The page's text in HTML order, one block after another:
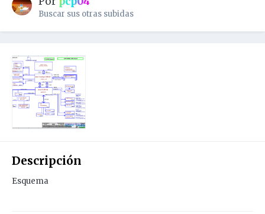
Buscar sus otras subidas
Descripción
Esquema